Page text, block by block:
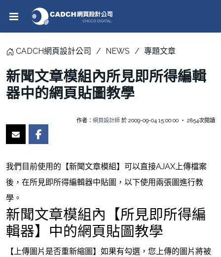
CADCH網頁設計公司 NEWS 專題文章
新聞文章模組內所見即所得編輯
器中的網頁貼圖教學
作者： 網頁設計師 於 2009-09-04 15:00:00 ‧ 2854次閱讀
我們目前使用的【新聞文章模組】可以直接AJAX上傳檔案
後，在所見即所得編輯器中貼圖，以下使用兩張圖進行教
學。
新聞文章模組內【所見即所得編
輯器】中的網頁貼圖教學
【上傳圖片是否重新縮圖】如果有勾選，您上傳的圖片將被